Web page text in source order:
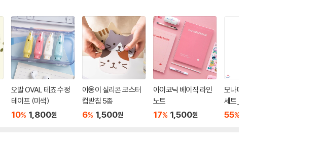
오발 OVAL 테쵸 수정
테이프 (미색)
10% 1,800원
야옹이 실리콘 코스터
컵받침 5종
6% 1,500원
아이코닉 베이직 라인
노트
17% 1,500원
모나미 라이브칼라 6색
세트_Grey mood
55%